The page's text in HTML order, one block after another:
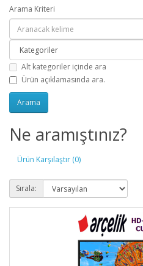
Arama Kriteri
Alt kategoriler içinde ara
Ürün açıklamasında ara.
Ne aramıştınız?
Ürün Karşılaştır (0)
Sırala: